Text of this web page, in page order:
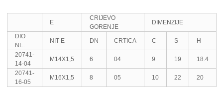
E
CRIJEVO
GORENJE
DIMENZIJE
DIO
NE.
NIT E DN CRTICA C S
H
20741-
14-04
M14X1,5 6 04 9 19
18.4
20741-
16-05
M16X1,5 8 05 10 22 20